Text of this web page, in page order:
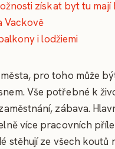
získat byt tu mají
Vackově
i lodžiemi
pro toho může
Vše potřebné k
zábava.
více pracovních
stěhují ze všech koutů